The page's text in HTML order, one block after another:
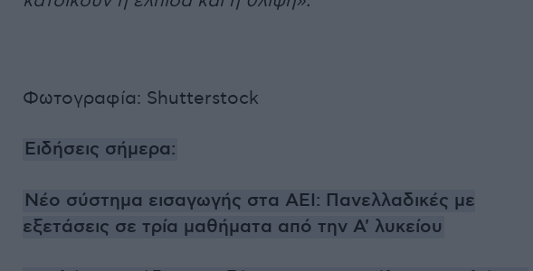
Φωτογραφία: Shutterstock
Ειδήσεις σήμερα:
Νέο σύστημα εισαγωγής στα ΑΕΙ: Πανελλαδικές με
εξετάσεις σε τρία μαθήματα από την Α' λυκείου